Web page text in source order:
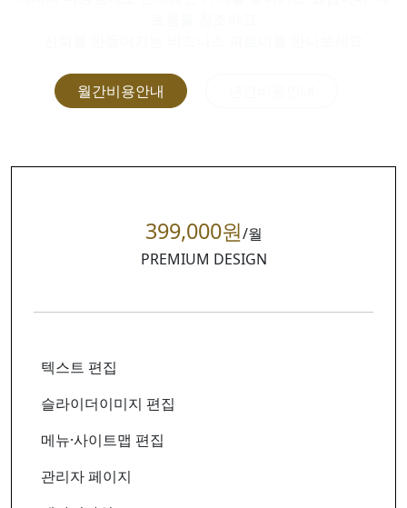
월간비용안내
399,000원/월
PREMIUM DESIGN
텍스트 편집
슬라이더이미지 편집
메뉴·사이트맵 편집
관리자 페이지